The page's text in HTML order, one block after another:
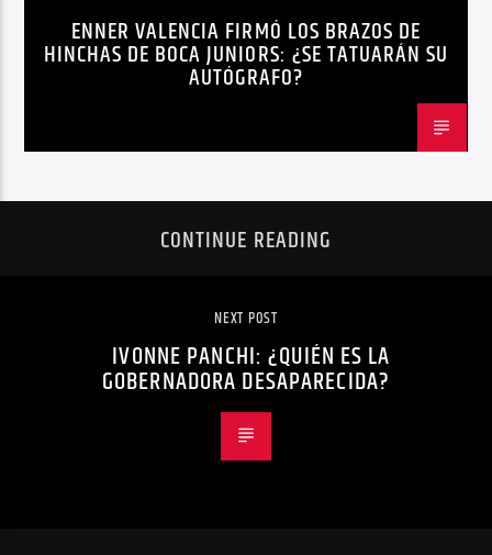
NOTICIASENNER VALENCIA FIRMÓ LOS BRAZOS DE
HINCHAS DE BOCA JUNIORS: ¿SE TATUARÁN SU
AUTÓGRAFO?
CONTINUE READING
NEXT POST
IVONNE PANCHI: ¿QUIÉN ES LA
GOBERNADORA DESAPARECIDA?